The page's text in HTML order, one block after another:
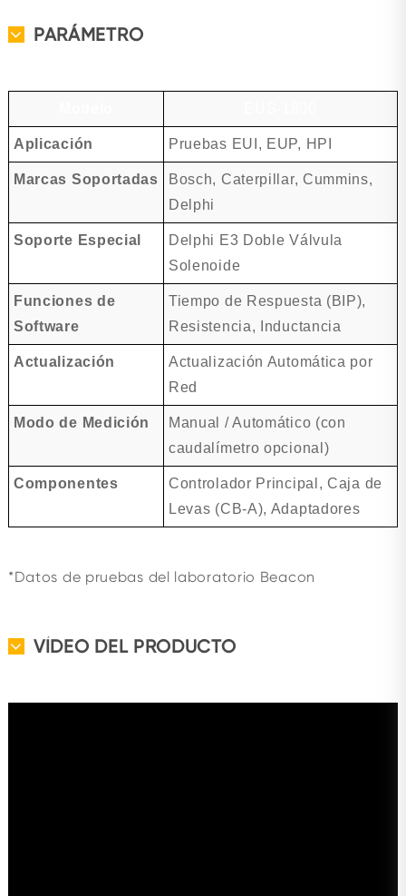
PARÁMETRO
Aplicación Pruebas EUI, EUP, HPI
Marcas Soportadas
Bosch, Caterpillar, Cummins,
Delphi
Soporte Especial
Delphi E3 Doble Válvula
Solenoide
Funciones de
Software
Tiempo de Respuesta (BIP),
Resistencia, Inductancia
Actualización
Actualización Automática por
Red
Modo de Medición
Manual / Automático (con
caudalímetro opcional)
Componentes
Controlador Principal, Caja de
Levas (CB-A), Adaptadores
*Datos de pruebas del laboratorio Beacon
VÍDEO DEL PRODUCTO